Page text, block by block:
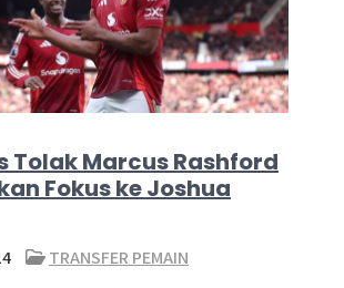
Tolak Marcus Rashford
Fokus ke Joshua
TRANSFER PEMAIN